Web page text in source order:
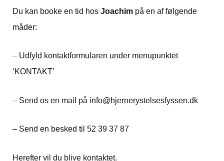
Du kan booke en tid hos Joachim på en af følgende
måder:
– Udfyld kontaktformularen under menupunktet
‘KONTAKT’
– Send os en mail på info@hjernerystelsesfyssen.dk
– Send en besked til 52 39 37 87
Herefter vil du blive kontaktet.